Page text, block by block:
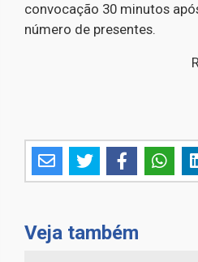
convocação 30 minutos
número de presentes.
Veja também